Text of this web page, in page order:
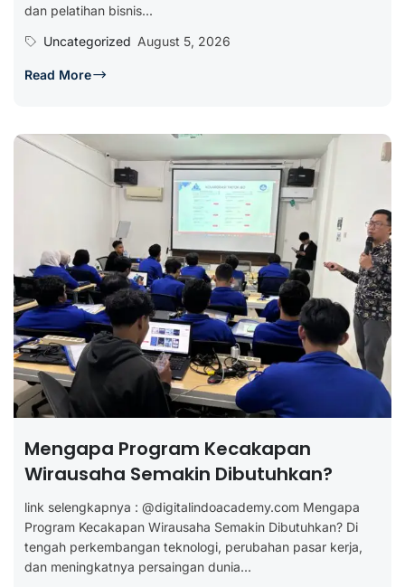
dan pelatihan bisnis...
Uncategorized August 5, 2026
Read More
Mengapa Program Kecakapan
Wirausaha Semakin Dibutuhkan?
link selengkapnya : @digitalindoacademy.com Mengapa
Program Kecakapan Wirausaha Semakin Dibutuhkan? Di
tengah perkembangan teknologi, perubahan pasar kerja,
dan meningkatnya persaingan dunia...